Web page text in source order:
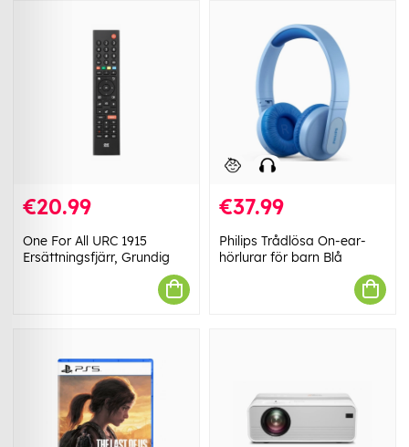
€20.99
One For All URC 1915
Ersättningsfjärr, Grundig
€37.99
Philips Trådlösa On-ear-
hörlurar för barn Blå